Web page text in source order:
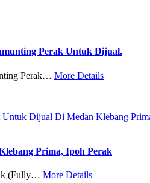
Perak Untuk Dijual.
Perak… More Details
Prima, Ipoh Perak
(Fully… More Details